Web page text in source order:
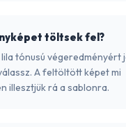
töltsek fel?
tónusú végeredményért
A feltöltött képet mi
illesztjük rá a sablonra.